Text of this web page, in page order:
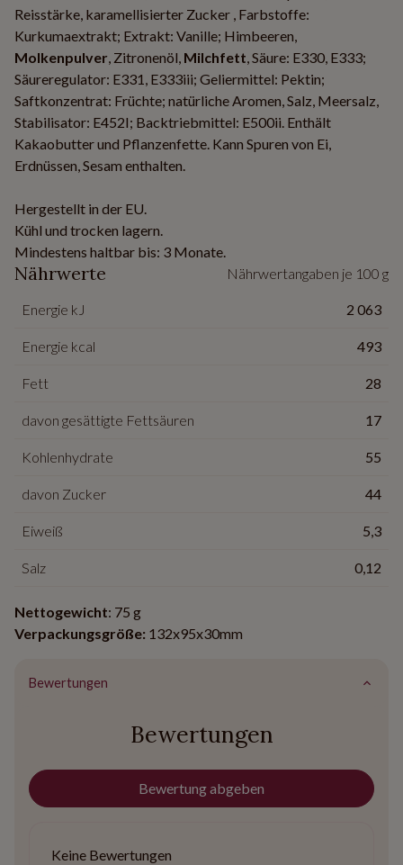
Reisstärke, karamellisierter Zucker , Farbstoffe:
Kurkumaextrakt; Extrakt: Vanille; Himbeeren,
Molkenpulver, Zitronenöl, Milchfett, Säure: E330, E333;
Säureregulator: E331, E333iii; Geliermittel: Pektin;
Saftkonzentrat: Früchte; natürliche Aromen, Salz, Meersalz,
Stabilisator: E452I; Backtriebmittel: E500ii. Enthält
Kakaobutter und Pflanzenfette. Kann Spuren von Ei,
Erdnüssen, Sesam enthalten.
Hergestellt in der EU.
Kühl und trocken lagern.
Mindestens haltbar bis: 3 Monate.
Nährwerte Nährwertangaben je 100 g
Energie kJ 2 063
Energie kcal 493
Fett 28
davon gesättigte Fettsäuren 17
Kohlenhydrate 55
davon Zucker 44
Eiweiß 5,3
Salz 0,12
Nettogewicht: 75 g
Verpackungsgröße: 132x95x30mm
Bewertungen
Bewertungen
Bewertung abgeben
Keine Bewertungen